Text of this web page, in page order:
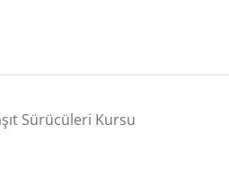
Sürücüleri Kursu